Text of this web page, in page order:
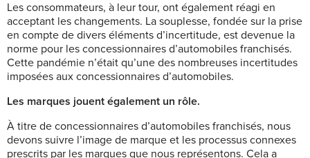
Les consommateurs, à leur tour, ont également réagi en
acceptant les changements. La souplesse, fondée sur la prise
en compte de divers éléments d’incertitude, est devenue la
norme pour les concessionnaires d’automobiles franchisés.
Cette pandémie n’était qu’une des nombreuses incertitudes
imposées aux concessionnaires d’automobiles.
Les marques jouent également un rôle.
À titre de concessionnaires d’automobiles franchisés, nous
devons suivre l’image de marque et les processus connexes
prescrits par les marques que nous représentons. Cela a